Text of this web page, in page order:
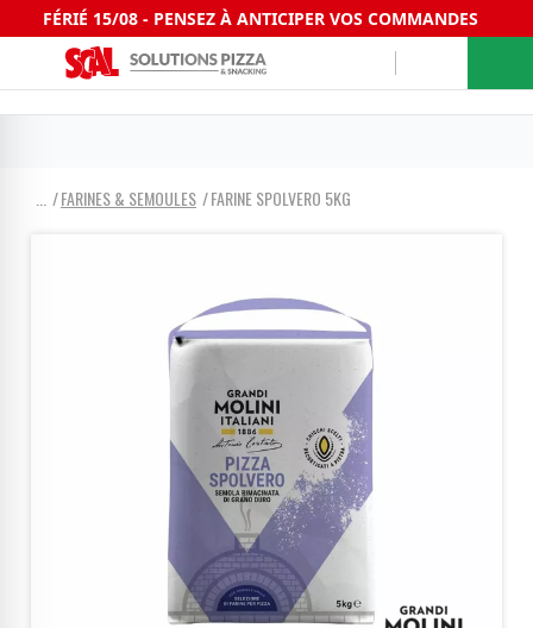
FÉRIÉ 15/08 - PENSEZ À ANTICIPER VOS COMMANDES
FARINES & SEMOULES FARINE SPOLVERO 5KG